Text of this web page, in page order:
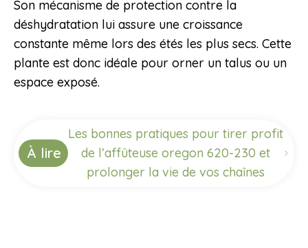
Son mécanisme de protection contre la
déshydratation lui assure une croissance
constante même lors des étés les plus secs. Cette
plante est donc idéale pour orner un talus ou un
espace exposé.
À lire
Les bonnes pratiques pour tirer profit
de l’affûteuse oregon 620-230 et
prolonger la vie de vos chaînes